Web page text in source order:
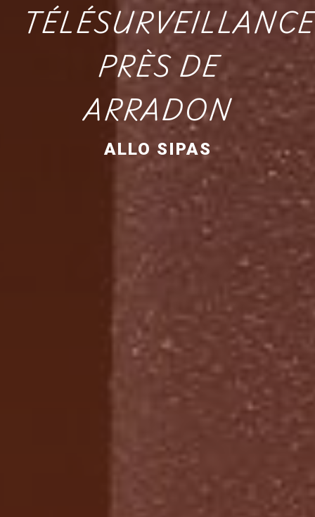
TÉLÉSURVEILLANCE
PRÈS DE
ARRADON
ALLO SIPAS